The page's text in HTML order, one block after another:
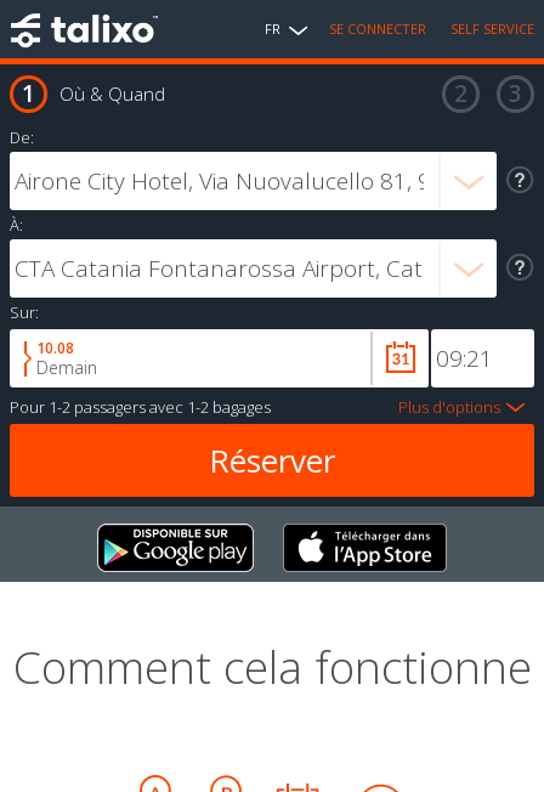
FR SE CONNECTER SELF SERVICE
Où & Quand
De:
À:
Sur:
10.08
Demain
Pour 1-2 passagersavec 1-2 bagages Plus d'options
Comment cela fonctionne